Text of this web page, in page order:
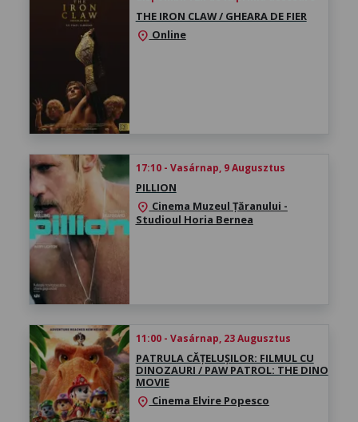
THE IRON CLAW / GHEARA DE FIER
location_on Online
17:10 - Vasárnap, 9 Augusztus
PILLION
location_on Cinema Muzeul Țăranului -
Studioul Horia Bernea
11:00 - Vasárnap, 23 Augusztus
PATRULA CĂȚELUȘILOR: FILMUL CU
DINOZAURI / PAW PATROL: THE DINO
MOVIE
location_on Cinema Elvire Popesco